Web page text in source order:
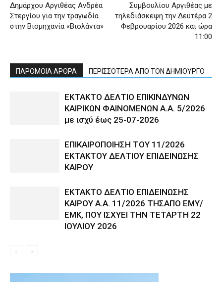
Δημάρχου Αργιθέας Ανδρέα
Στεργίου για την τραγωδία
στην Βιομηχανία «Βιολάντα»
Συμβουλίου Αργιθέας με
τηλεδιάσκεψη την Δευτέρα 2
Φεβρουαρίου 2026 και ώρα
11:00
ΠΑΡΟΜΟΙΑ ΑΡΘΡΑ ΠΕΡΙΣΣΟΤΕΡΑ ΑΠΟ ΤΟΝ ΔΗΜΙΟΥΡΓΟ
ΕΚΤΑΚΤΟ ΔΕΛΤΙΟ ΕΠΙΚΙΝΔΥΝΩΝ
ΚΑΙΡΙΚΩΝ ΦΑΙΝΟΜΕΝΩΝ Α.Α. 5/2026
με ισχύ έως 25-07-2026
ΕΠΙΚΑΙΡΟΠΟΙΗΣΗ ΤΟΥ 11/2026
ΕΚΤΑΚΤΟΥ ΔΕΛΤΙΟΥ ΕΠΙΔΕΙΝΩΣΗΣ
ΚΑΙΡΟΥ
ΕΚΤΑΚΤΟ ΔΕΛΤΙΟ ΕΠΙΔΕΙΝΩΣΗΣ
ΚΑΙΡΟΥ Α.Α. 11/2026 ΤΗΣΑΠΟ ΕΜΥ/
ΕΜΚ, ΠΟΥ ΙΣΧΥΕΙ ΤΗΝ ΤΕΤΑΡΤΗ 22
ΙΟΥΛΙΟΥ 2026